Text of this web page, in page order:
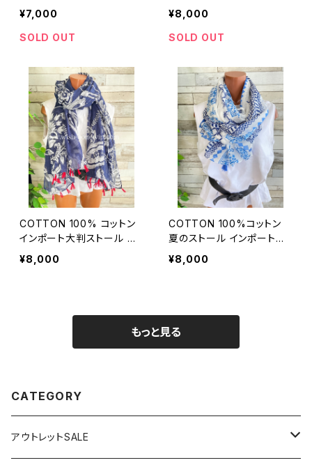
製インポートワンピース｜カ
シュクールワンピース/立体
ワッフル・ホワイト＆ブルーフ
¥7,000
SOLD OUT
判・ロングストール・通気
性・肌触り良いスカーフ/ブ
ラウン系ドット＆ボーダー
¥8,000
SOLD OUT
COTTON 100% コットン
インポート大判ストール ｜
ロングストール・心地よい肌
触りのスカーフ/ネイビー＆
¥8,000
COTTON 100%コットン
夏のストール インポート大
判・ロングストール・通気
性・肌触り良いスカーフ/エ
¥8,000
もっと見る
CATEGORY
アウトレットSALE